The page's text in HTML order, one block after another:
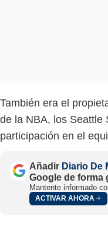
También era el
de la NBA, los Seattle
participación en el
Añadir Diario De
Google de forma
Mantente informado
ACTIVAR AHORA